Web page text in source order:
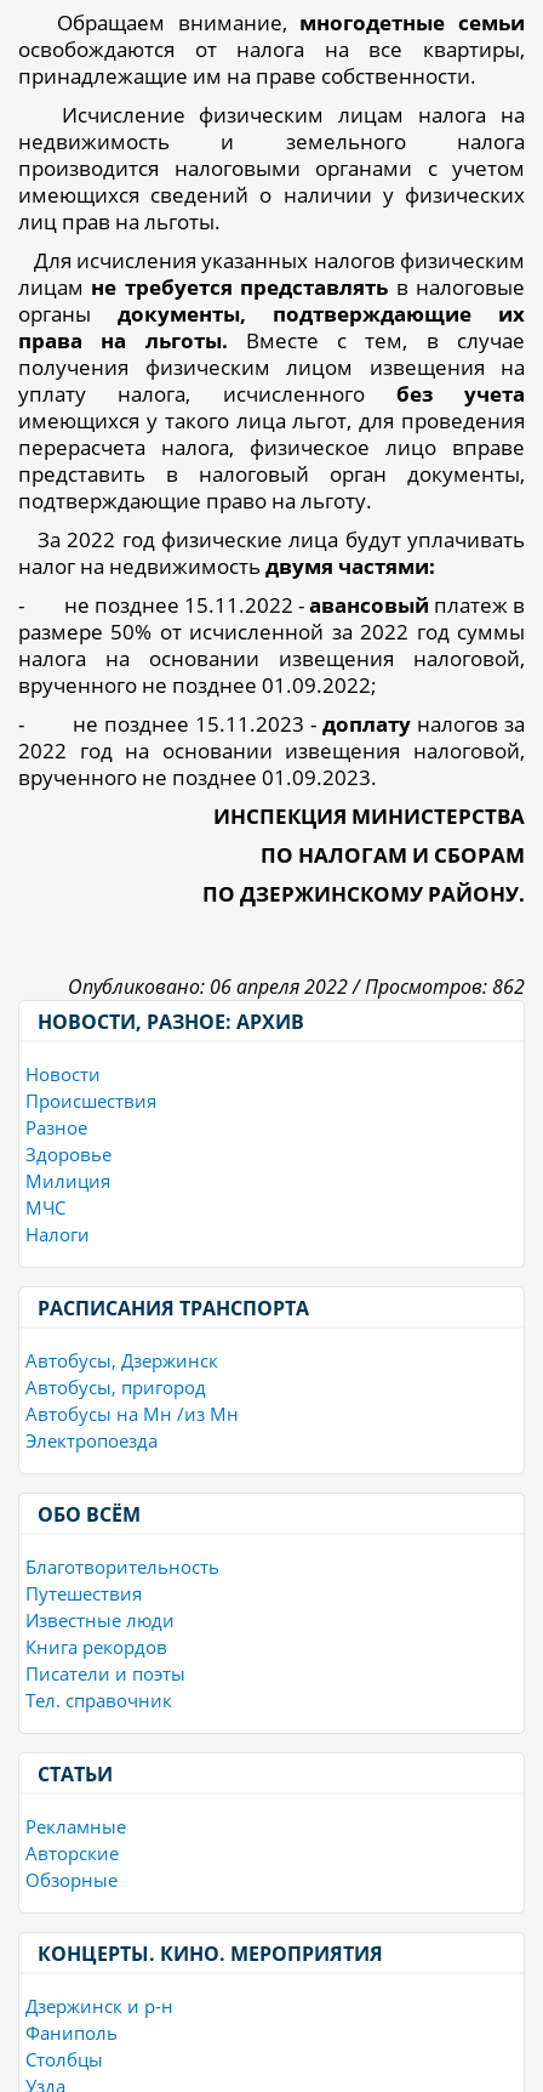
Обращаем внимание, многодетные семьи
освобождаются от налога на все квартиры,
принадлежащие им на праве собственности.
Исчисление физическим лицам налога на
недвижимость и земельного налога
производится налоговыми органами с учетом
имеющихся сведений о наличии у физических
лиц прав на льготы.
Для исчисления указанных налогов физическим
лицам не требуется представлять в налоговые
органы документы, подтверждающие их
права на льготы. Вместе с тем, в случае
получения физическим лицом извещения на
уплату налога, исчисленного без учета
имеющихся у такого лица льгот, для проведения
перерасчета налога, физическое лицо вправе
представить в налоговый орган документы,
подтверждающие право на льготу.
За 2022 год физические лица будут уплачивать
налог на недвижимость двумя частями:
-
не позднее 15.11.2022 -авансовый платеж в
размере 50% от исчисленной за 2022 год суммы
налога на основании извещения налоговой,
врученного не позднее 01.09.2022;
-
не позднее 15.11.2023 - доплату налогов за
2022 год на основании извещения налоговой,
врученного не позднее 01.09.2023.
ИНСПЕКЦИЯ МИНИСТЕРСТВА
ПО НАЛОГАМ И СБОРАМ
ПО ДЗЕРЖИНСКОМУ РАЙОНУ.
Опубликовано: 06 апреля 2022 /Просмотров: 862
НОВОСТИ, РАЗНОЕ: АРХИВ
Новости
Происшествия
Разное
Здоровье
Милиция
МЧС
Налоги
РАСПИСАНИЯ ТРАНСПОРТА
Автобусы, Дзержинск
Автобусы, пригород
Автобусы на Мн /из Мн
Электропоезда
ОБО ВСЁМ
Благотворительность
Путешествия
Известные люди
Книга рекордов
Писатели и поэты
Тел. справочник
СТАТЬИ
Рекламные
Авторские
Обзорные
КОНЦЕРТЫ. КИНО. МЕРОПРИЯТИЯ
Дзержинск и р-н
Фаниполь
Столбцы
Узда